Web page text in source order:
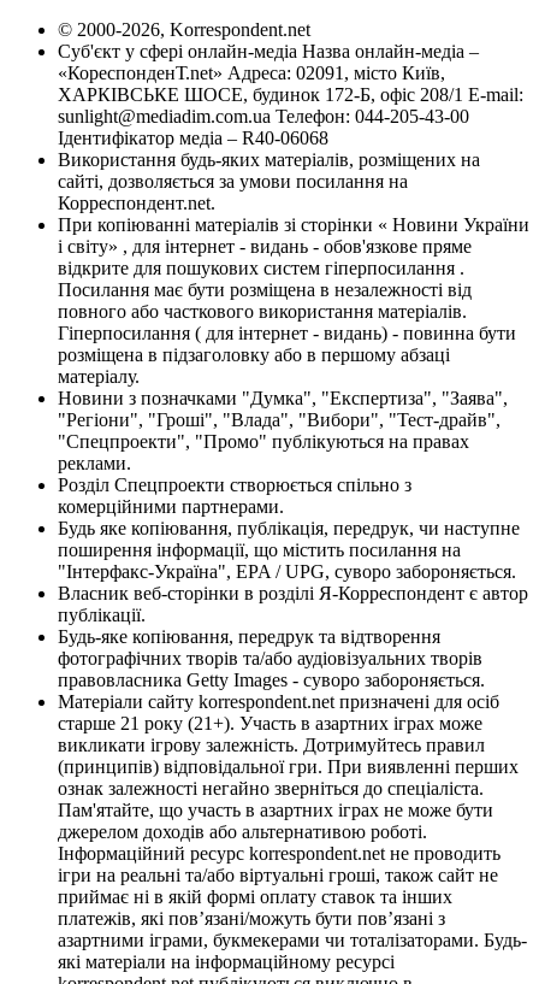
© 2000-2026, Korrespondent.net
Суб'єкт у сфері онлайн-медіа Назва онлайн-медіа –
«КореспонденТ.net» Адреса: 02091, місто Київ,
ХАРКІВСЬКЕ ШОСЕ, будинок 172-Б, офіс 208/1 E-mail:
sunlight@mediadim.com.ua Телефон: 044-205-43-00
Ідентифікатор медіа – R40-06068
Використання будь-яких матеріалів, розміщених на
сайті, дозволяється за умови посилання на
Корреспондент.net.
При копіюванні матеріалів зі сторінки « Новини України
і світу» , для інтернет - видань - обов'язкове пряме
відкрите для пошукових систем гіперпосилання .
Посилання має бути розміщена в незалежності від
повного або часткового використання матеріалів.
Гіперпосилання ( для інтернет - видань) - повинна бути
розміщена в підзаголовку або в першому абзаці
матеріалу.
Новини з позначками "Думка", "Експертиза", "Заява",
"Регіони", "Гроші", "Влада", "Вибори", "Тест-драйв",
"Спецпроекти", "Промо" публікуються на правах
реклами.
Розділ Спецпроекти створюється спільно з
комерційними партнерами.
Будь яке копіювання, публікація, передрук, чи наступне
поширення інформації, що містить посилання на
"Інтерфакс-Україна", EPA / UPG, суворо забороняється.
Власник веб-сторінки в розділі Я-Корреспондент є автор
публікації.
Будь-яке копіювання, передрук та відтворення
фотографічних творів та/або аудіовізуальних творів
правовласника Getty Images - суворо забороняється.
Матеріали сайту korrespondent.net призначені для осіб
старше 21 року (21+). Участь в азартних іграх може
викликати ігрову залежність. Дотримуйтесь правил
(принципів) відповідальної гри. При виявленні перших
ознак залежності негайно зверніться до спеціаліста.
Пам'ятайте, що участь в азартних іграх не може бути
джерелом доходів або альтернативою роботі.
Інформаційний ресурс korrespondent.net не проводить
ігри на реальні та/або віртуальні гроші, також сайт не
приймає ні в якій формі оплату ставок та інших
платежів, які пов’язані/можуть бути пов’язані з
азартними іграми, букмекерами чи тоталізаторами. Будь-
які матеріали на інформаційному ресурсі